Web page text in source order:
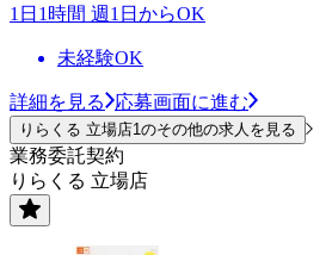
1日1時間 週1日からOK
未経験OK
詳細を見る 応募画面に進む
りらくる 立場店1のその他の求人を見る
業務委託契約
りらくる 立場店